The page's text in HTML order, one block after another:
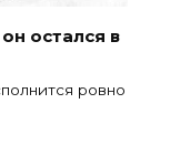
остался в
ровно